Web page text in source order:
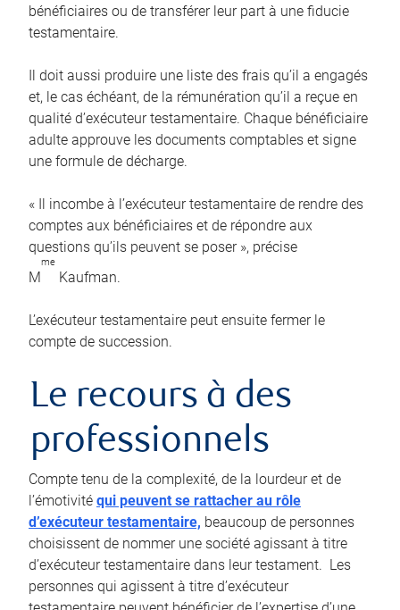
bénéficiaires ou de transférer leur part à une fiducie
testamentaire.
Il doit aussi produire une liste des frais qu’il a engagés
et, le cas échéant, de la rémunération qu’il a reçue en
qualité d’exécuteur testamentaire. Chaque bénéficiaire
adulte approuve les documents comptables et signe
une formule de décharge.
« Il incombe à l’exécuteur testamentaire de rendre des
comptes aux bénéficiaires et de répondre aux
questions qu’ils peuvent se poser », précise
M
me
Kaufman.
L’exécuteur testamentaire peut ensuite fermer le
compte de succession.
Le recours à des
professionnels
Compte tenu de la complexité, de la lourdeur et de
l’émotivité qui peuvent se rattacher au rôle
d’exécuteur testamentaire, beaucoup de personnes
choisissent de nommer une société agissant à titre
d’exécuteur testamentaire dans leur testament. Les
personnes qui agissent à titre d’exécuteur